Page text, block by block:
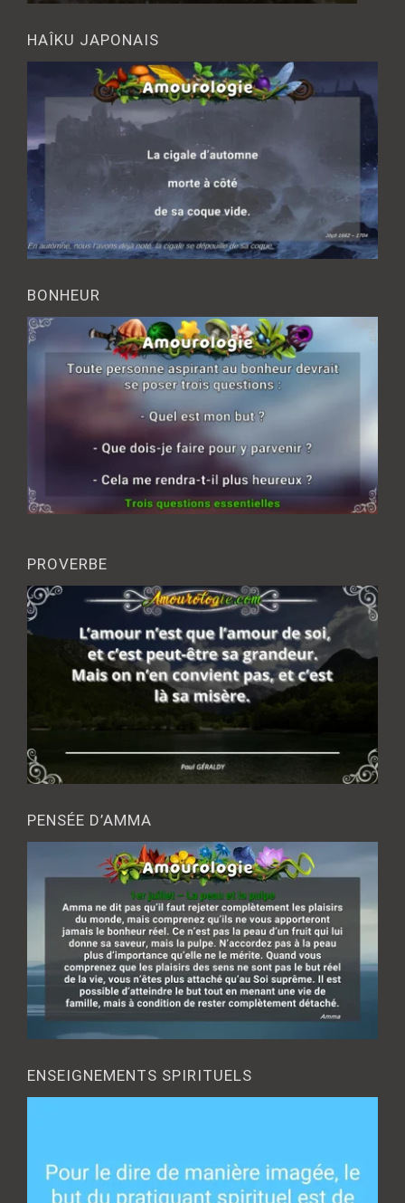
HAÎKU JAPONAIS
BONHEUR
PROVERBE
PENSÉE D’AMMA
ENSEIGNEMENTS SPIRITUELS